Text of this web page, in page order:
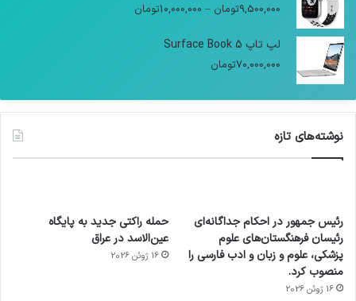
9,500,000تومان –
10,000,000تومان
لپ تاپ Surface Book 5
70,000,000تومان
نوشته‌های تازه
رئیس جمهور در احکام جداگانه‌ای
رئیسان فرهنگستان‌های علوم
پزشکی، علوم و زبان و ادب فارسی را
منصوب کرد.
16 ژوئن 2026
حمله راکتی جدید به پایگاه
عین‌الاسد در عراق
16 ژوئن 2026